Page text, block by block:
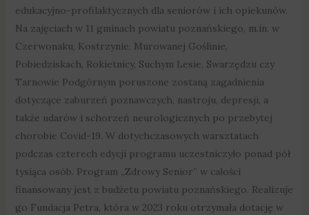
edukacyjno-profilaktycznych dla seniorów i ich opiekunów.
Na zajęciach w 11 gminach powiatu poznańskiego, m.in. w
Czerwonaku, Kostrzynie, Murowanej Goślinie,
Pobiedziskach, Rokietnicy, Suchym Lesie, Swarzędzu czy
Tarnowie Podgórnym poruszone zostaną zagadnienia
dotyczące zaburzeń poznawczych, nastroju, depresji, a
także udarów i schorzeń neurologicznych po przebytej
chorobie Covid-19. W dotychczasowych warsztatach
podczas czterech edycji programu uczestniczyło ponad pół
tysiąca osób. Program „Zdrowy Senior” w całości
finansowany jest z budżetu powiatu poznańskiego. Realizuje
go Fundacja Petra, która w 2023 roku otrzymała dotację w